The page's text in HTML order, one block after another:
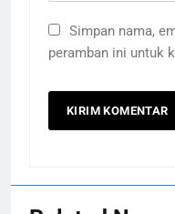
Simpan nama,
peramban ini untuk